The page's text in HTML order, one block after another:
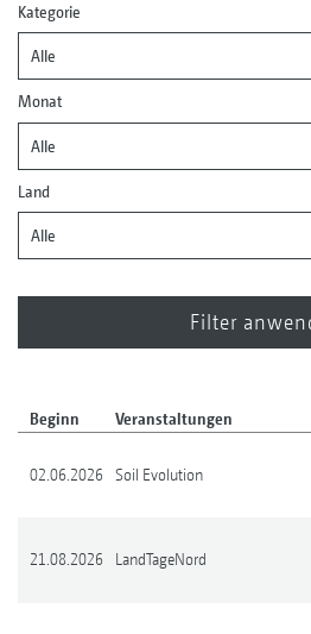
Kategorie
Alle
Monat
Alle
Land
Alle
Beginn Veranstaltungen
02.06.2026 Soil Evolution
21.08.2026 LandTageNord